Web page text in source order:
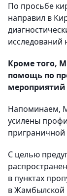
По просьбе
направил в
исследований
Кроме того,
помощь по
Напоминаем,
усилены
приграничной
С целью
в пунктах
в Жамбылской